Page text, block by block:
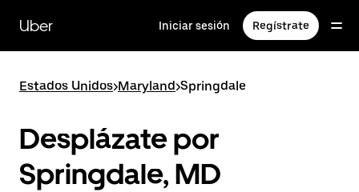
contenido
principal
Uber Iniciar sesión Regístrate
Estados Unidos>Maryland>Springdale
Desplázate por
Springdale, MD